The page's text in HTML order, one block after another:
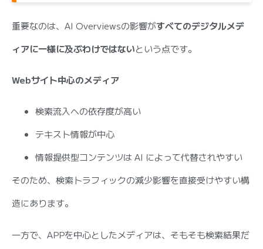
重要なのは、AI Overviewsの影響がすべてのデジタルメデ
ィアに一様に及ぶわけではないという点です。
Webサイト中心のメディア
検索流入への依存度が高い
テキスト情報が中心
情報提供型コンテンツは AI によって代替されやすい
そのため、検索トラフィックの減少影響を直接受けやすい構
造にあります。
一方で、APPを中心としたメディアは、そもそも検索結果だ